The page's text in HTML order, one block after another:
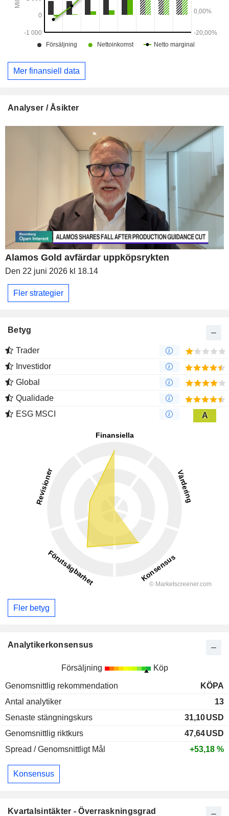
Mer finansiell data
Analyser / Åsikter
Alamos Gold avfärdar uppköpsrykten
Den 22 juni 2026 kl 18.14
Fler strategier
Betyg
Trader
Investidor
Global
Qualidade
ESG MSCI
A
Fler betyg
Analytikerkonsensus
Försäljning Köp
Genomsnittlig rekommendation
KÖPA
Antal analytiker
13
Senaste stängningskurs
31,10USD
Genomsnittlig riktkurs
47,64USD
Spread / Genomsnittligt Mål
+53,18 %
Konsensus
Kvartalsintäkter - Överraskningsgrad